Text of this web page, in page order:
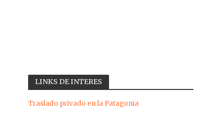
LINKS DE INTERES
Traslado privado en la Patagonia